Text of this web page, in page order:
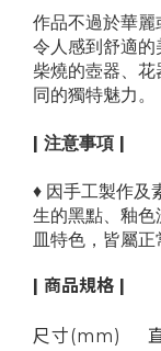
作品不過於華
令人感到舒適
柴燒的壺器、
同的獨特魅力。
| 注意事項 |
♦ 因手工製作及
生的黑點、釉
皿特色，皆屬正
| 商品規格 |
尺寸(mm)